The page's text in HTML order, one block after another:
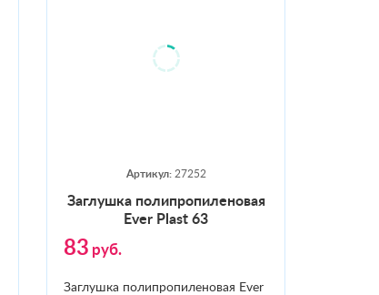
Артикул: 27252
Заг­лушка по­лип­ро­пиле­новая
Ever Plast 63
83 руб.
Заглушка полипропиленовая Ever